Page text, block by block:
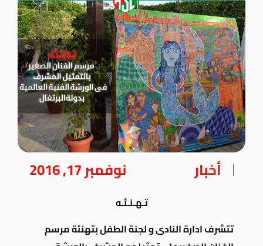
أخبار نوفمبر 17, 2016
تـهـنـئـه
تتشرف ادارة النادى و لجنة الطفل بتهنئة مرسم